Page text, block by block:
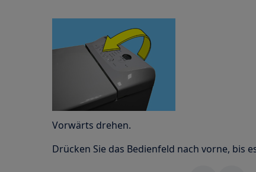
Vorwärts drehen.
Drücken Sie das Bedienfeld nach vorne, bis